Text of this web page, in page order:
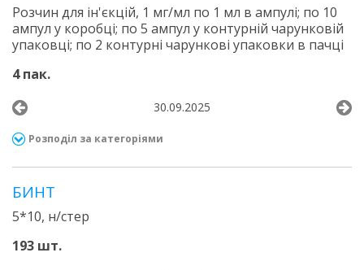
Розчин для ін'єкцій, 1 мг/мл по 1 мл в ампулі; по 10
ампул у коробці; по 5 ампул у контурній чарунковій
упаковці; по 2 контурні чарункові упаковки в пачці
4 пак.
30.09.2025
Розподіл за категоріями
БИНТ
5*10, н/стер
193 шт.